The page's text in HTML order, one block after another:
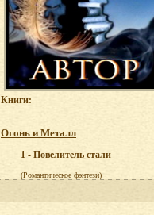
Книги:
Огонь и Металл
1 - Повелитель стали
(Романтическое фэнтези)